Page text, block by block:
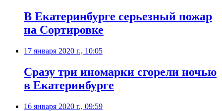
В Екатеринбурге серьезный пожар
на Сортировке
17 января 2020 г., 10:05
Сразу три иномарки сгорели ночью
в Екатеринбурге
16 января 2020 г., 09:59